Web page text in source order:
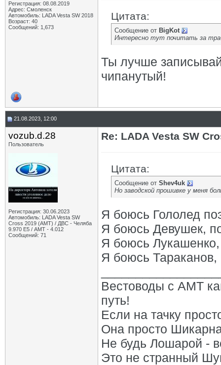
Регистрация: 08.08.2019
Адрес: Смоленск
Автомобиль: LADA Vesta SW 2018
Возраст: 40
Сообщений: 1,673
Цитата:
Сообщение от BigKot
Интересно тут почитать за
Ты лучше записывай
чипанутый!
21.08.2023, 12:00
vozub.d.28
Пользователь
Регистрация: 30.06.2023
Автомобиль: LADA Vesta SW
Cross 2019 (AMT) / ДВС - Челяба
9.970 Е5 / АМТ - 4.012
Сообщений: 71
Re: LADA Vesta SW
Цитата:
Сообщение от Shev4uk
Но заводской прошивке у меня
Я боюсь Гололед
Я боюсь Девушек,
Я боюсь
Я боюсь Тараканов,
Вестоводы с АМТ
путь!
Если на тачку
Она просто
Не будь Лошарой -
Это не странный